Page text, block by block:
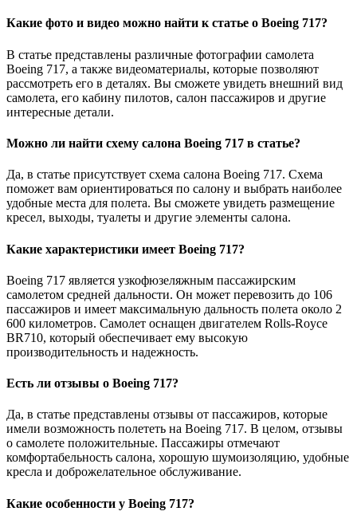
Какие фото и видео можно найти к статье о Boeing 717?
В статье представлены различные фотографии самолета
Boeing 717, а также видеоматериалы, которые позволяют
рассмотреть его в деталях. Вы сможете увидеть внешний вид
самолета, его кабину пилотов, салон пассажиров и другие
интересные детали.
Можно ли найти схему салона Boeing 717 в статье?
Да, в статье присутствует схема салона Boeing 717. Схема
поможет вам ориентироваться по салону и выбрать наиболее
удобные места для полета. Вы сможете увидеть размещение
кресел, выходы, туалеты и другие элементы салона.
Какие характеристики имеет Boeing 717?
Boeing 717 является узкофюзеляжным пассажирским
самолетом средней дальности. Он может перевозить до 106
пассажиров и имеет максимальную дальность полета около 2
600 километров. Самолет оснащен двигателем Rolls-Royce
BR710, который обеспечивает ему высокую
производительность и надежность.
Есть ли отзывы о Boeing 717?
Да, в статье представлены отзывы от пассажиров, которые
имели возможность полететь на Boeing 717. В целом, отзывы
о самолете положительные. Пассажиры отмечают
комфортабельность салона, хорошую шумоизоляцию, удобные
кресла и доброжелательное обслуживание.
Какие особенности у Boeing 717?